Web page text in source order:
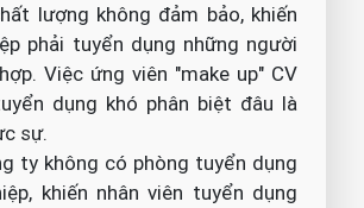
lượng không đảm bảo, khiến
phải tuyển dụng những người
Việc ứng viên "make up" CV
dụng khó phân biệt đâu là
sự.
ty không có phòng tuyển dụng
khiến nhân viên tuyển dụng